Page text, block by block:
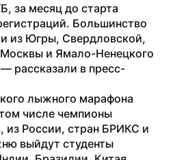
за месяц до старта
Большинство
из Югры, Свердловской,
и Ямало-Ненецкого
рассказали в пресс-
лыжного марафона
числе чемпионы
из России, стран БРИКС и
выйдут студенты